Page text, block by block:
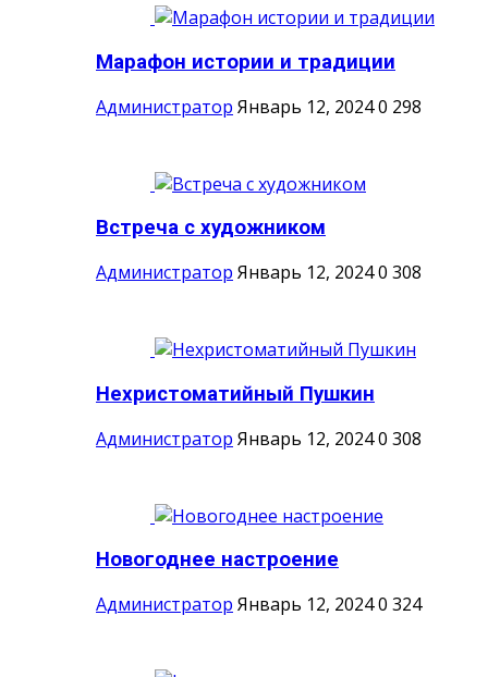
Марафон истории и традиции
Администратор Январь 12, 20240 298
Встреча с художником
Администратор Январь 12, 20240 308
Нехристоматийный Пушкин
Администратор Январь 12, 20240 308
Новогоднее настроение
Администратор Январь 12, 20240 324